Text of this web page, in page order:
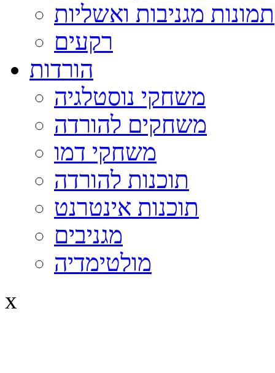
תמונות מגניבות ואשליות
רקעים
הורדות
משחקי נוסטלגיה
משחקים להורדה
משחקי דמו
תוכנות להורדה
תוכנות אינטרנט
מגניבים
מולטימדיה
x